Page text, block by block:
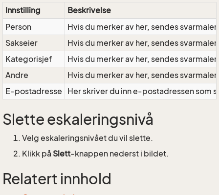
Innstilling
Beskrivelse
Person
Hvis du merker av her, sendes
Sakseier
Hvis du merker av her, sendes
Kategorisjef
Hvis du merker av her, sendes
Andre
Hvis du merker av her, sendes
E-postadresse
Her skriver du inn e-postadressen som
Slette eskaleringsnivå
Velg eskaleringsnivået du vil slette.
Klikk på Slett-knappen nederst i bildet.
Relatert innhold